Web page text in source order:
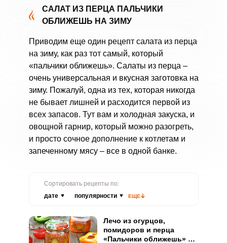
САЛАТ ИЗ ПЕРЦА ПАЛЬЧИКИ
ОБЛИЖЕШЬ НА ЗИМУ
Приводим еще один рецепт салата из перца
на зиму, как раз тот самый, который
«пальчики оближешь». Салаты из перца –
очень универсальная и вкусная заготовка на
зиму. Пожалуй, одна из тех, которая никогда
не бывает лишней и расходится первой из
всех запасов. Тут вам и холодная закуска, и
овощной гарнир, который можно разогреть,
и просто сочное дополнение к котлетам и
запеченному мясу – все в одной банке.
Сортировать рецепты по:
дате
популярности ЕЩЕ
Лечо из огурцов,
помидоров и перца
«Пальчики оближешь» на